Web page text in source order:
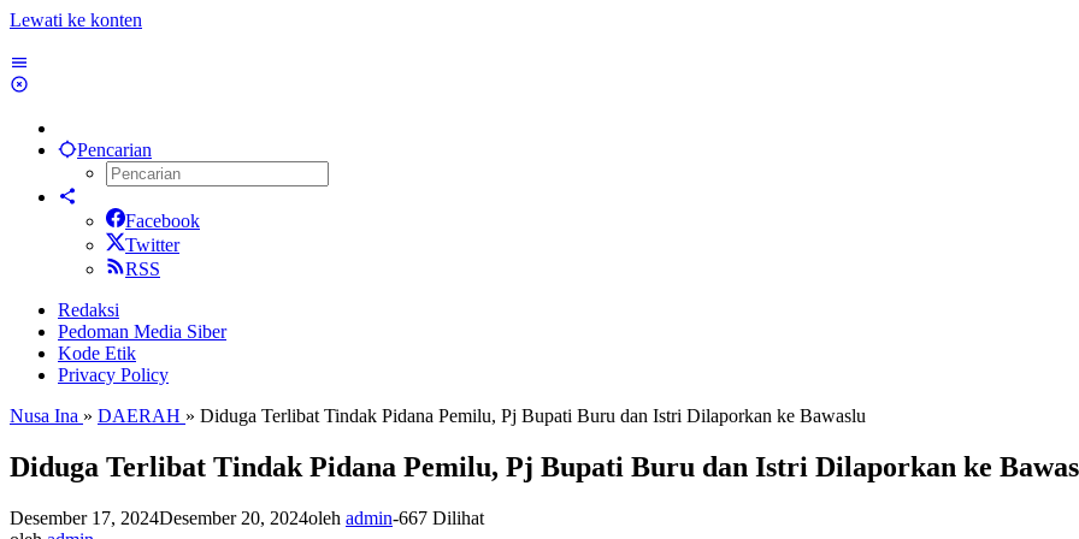
Lewati ke konten
Pencarian
Facebook
Twitter
RSS
Redaksi
Pedoman Media Siber
Kode Etik
Privacy Policy
Nusa Ina » DAERAH » Diduga Terlibat Tindak Pidana Pemilu, Pj Bupati Buru dan Istri Dilaporkan ke Bawaslu
Diduga Terlibat Tindak Pidana Pemilu, Pj Bupati Buru dan Istri Dilaporkan ke
Desember 17, 2024Desember 20, 2024oleh admin-667 Dilihat